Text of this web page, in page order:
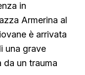
in
Armerina al
è arrivata
una grave
da un trauma